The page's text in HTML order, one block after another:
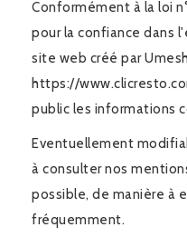
Conformément à la loi
pour la confiance dans
site web créé par
https://
public les informations
Eventuellement
à consulter nos
possible, de manière à
fréquemment.